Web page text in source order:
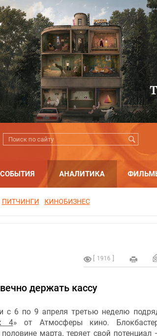
АНАЛИТИКА
ПИТЧИНГИ КИНОБИЗНЕС
1916
держать кассу
c 6 по 9 апреля третью неделю
4» от Атмосферы кино.
марта, теряет свой потенциал